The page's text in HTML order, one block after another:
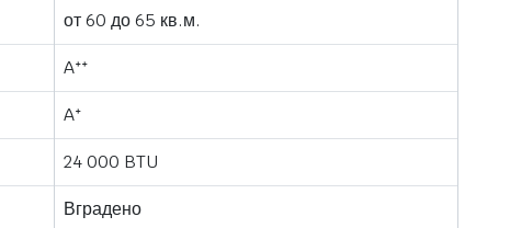
от 60 до 65 кв.м.
Aᐩᐩ
Aᐩ
24 000 BTU
Вградено